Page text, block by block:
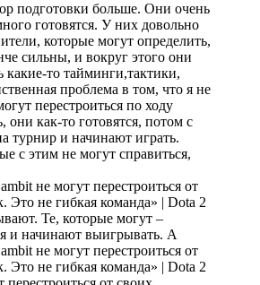
подготовки больше. Они очень
готовятся. У них довольно
которые могут определить,
сильны, и вокруг этого они
какие-то тайминги,тактики,
проблема в том, что я не
перестроиться по ходу
они как-то готовятся, потом с
турнир и начинают играть.
с этим не могут справиться,
Те, которые могут –
и начинают выигрывать. А